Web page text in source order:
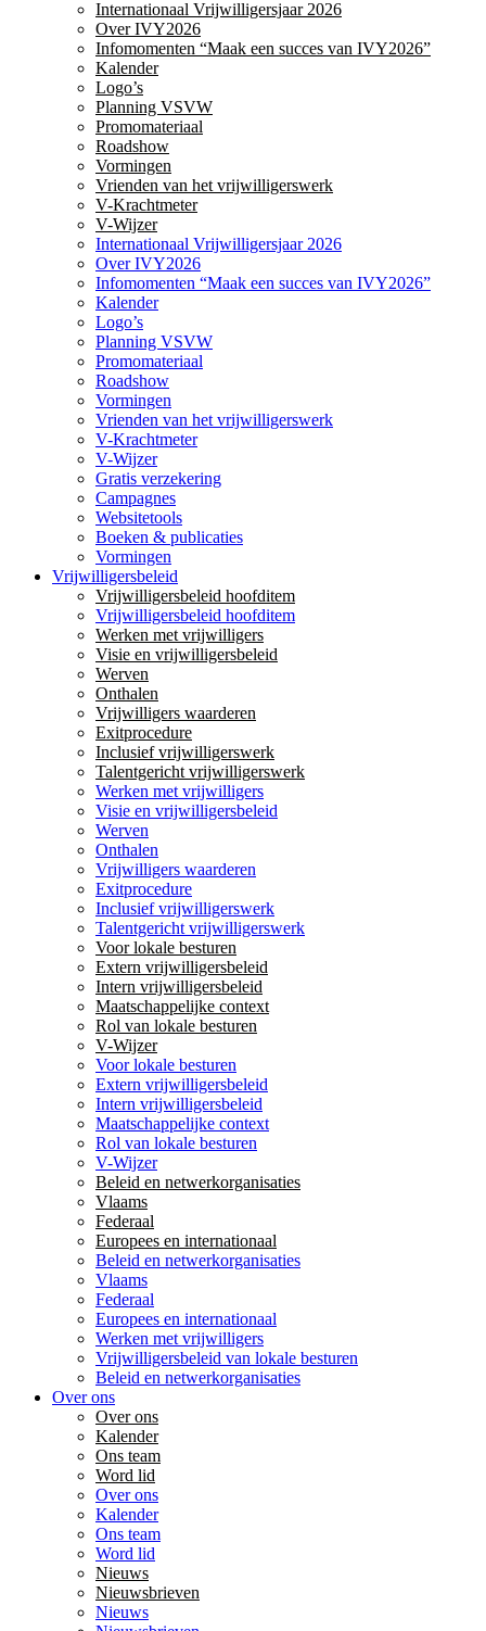
Internationaal Vrijwilligersjaar 2026
Over IVY2026
Infomomenten “Maak een succes van IVY2026”
Kalender
Logo’s
Planning VSVW
Promomateriaal
Roadshow
Vormingen
Vrienden van het vrijwilligerswerk
V-Krachtmeter
V-Wijzer
Internationaal Vrijwilligersjaar 2026
Over IVY2026
Infomomenten “Maak een succes van IVY2026”
Kalender
Logo’s
Planning VSVW
Promomateriaal
Roadshow
Vormingen
Vrienden van het vrijwilligerswerk
V-Krachtmeter
V-Wijzer
Gratis verzekering
Campagnes
Websitetools
Boeken & publicaties
Vormingen
Vrijwilligersbeleid
Vrijwilligersbeleid hoofditem
Vrijwilligersbeleid hoofditem
Werken met vrijwilligers
Visie en vrijwilligersbeleid
Werven
Onthalen
Vrijwilligers waarderen
Exitprocedure
Inclusief vrijwilligerswerk
Talentgericht vrijwilligerswerk
Werken met vrijwilligers
Visie en vrijwilligersbeleid
Werven
Onthalen
Vrijwilligers waarderen
Exitprocedure
Inclusief vrijwilligerswerk
Talentgericht vrijwilligerswerk
Voor lokale besturen
Extern vrijwilligersbeleid
Intern vrijwilligersbeleid
Maatschappelijke context
Rol van lokale besturen
V-Wijzer
Voor lokale besturen
Extern vrijwilligersbeleid
Intern vrijwilligersbeleid
Maatschappelijke context
Rol van lokale besturen
V-Wijzer
Beleid en netwerkorganisaties
Vlaams
Federaal
Europees en internationaal
Beleid en netwerkorganisaties
Vlaams
Federaal
Europees en internationaal
Werken met vrijwilligers
Vrijwilligersbeleid van lokale besturen
Beleid en netwerkorganisaties
Over ons
Over ons
Kalender
Ons team
Word lid
Over ons
Kalender
Ons team
Word lid
Nieuws
Nieuwsbrieven
Nieuws